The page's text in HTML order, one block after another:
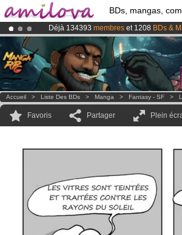
BDs, mangas,
Déjà 134393 membres et 1208 BDs &
Abonnement premium: à partir de3.95
LeKickstarter Amilova est désormais
Accueil > Liste Des BDs > Manga > Fantasy - SF >
Favoris Partager Plein